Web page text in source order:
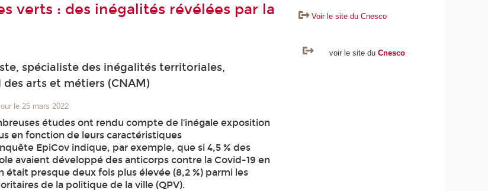
verts : des inégalités révélées par la
spécialiste des inégalités territoriales,
arts et métiers (CNAM)
le 25 mars 2022
études ont rendu compte de l’inégale exposition
en fonction de leurs caractéristiques
EpiCov indique, par exemple, que si 4,5 % des
avaient développé des anticorps contre la Covid-19 en
presque deux fois plus élevée (8,2 %) parmi les
de la politique de la ville (QPV).
Voir le site du Cnesco
voir le site du Cnesco